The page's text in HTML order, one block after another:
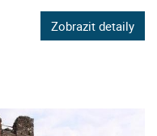
Zobrazit detaily